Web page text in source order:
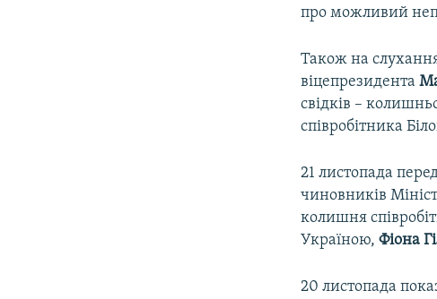
про можливий
Також на
віцепрезидента
свідків –
співробітника
21 листопада
чиновників
колишня
Україною,Фіона
20 листопада